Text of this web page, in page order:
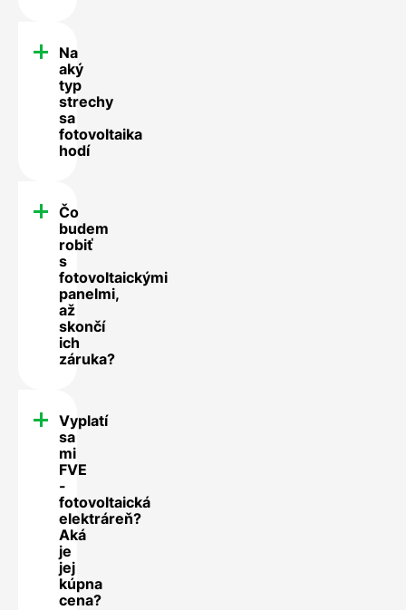
Na
aký
typ
strechy
sa
fotovoltaika
hodí
Čo
budem
robiť
s
fotovoltaickými
panelmi,
až
skončí
ich
záruka?
Vyplatí
sa
mi
FVE
-
fotovoltaická
elektráreň?
Aká
je
jej
kúpna
cena?